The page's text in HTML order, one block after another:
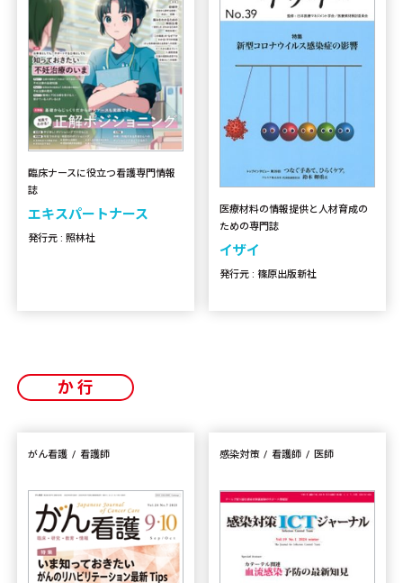
臨床ナースに役立つ看護専門情報
誌
エキスパートナース
発行元 : 照林社
医療材料の情報提供と人材育成の
ための専門誌
イザイ
発行元 : 篠原出版新社
か行
がん看護 看護師 感染対策 看護師 医師